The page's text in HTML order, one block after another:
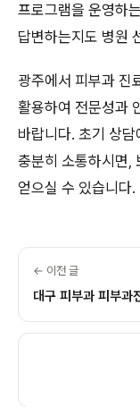
프로그램을 운영하
답변하는지도 병원
광주에서 피부과 진
활용하여 전문성과
바랍니다. 초기 상
충분히 소통하시면,
얻으실 수 있습니다.
← 이전 글
대구 피부과 피부과